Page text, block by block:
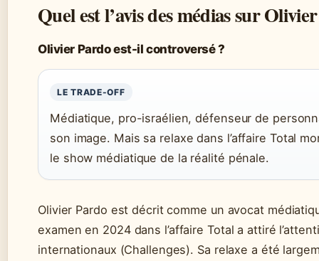
Quel est l’avis des médias sur
Olivier Pardo est-il controversé ?
LE TRADE-OFF
Médiatique, pro-israélien, défenseur de
son image. Mais sa relaxe dans l’affaire Total
le show médiatique de la réalité pénale.
Olivier Pardo est décrit comme un avocat
examen en 2024 dans l’affaire Total a attiré
internationaux (Challenges). Sa relaxe a été